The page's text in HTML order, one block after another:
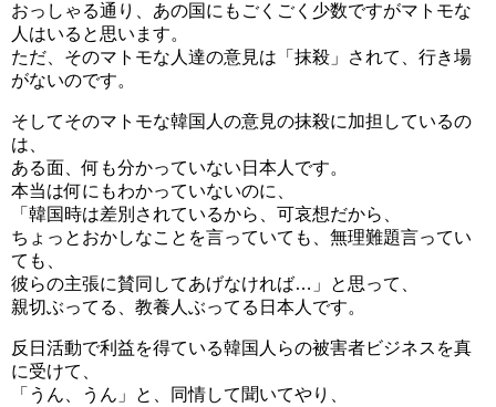
おっしゃる通り、あの国にもごくごく少数ですがマトモな
人はいると思います。
ただ、そのマトモな人達の意見は「抹殺」されて、行き場
がないのです。
そしてそのマトモな韓国人の意見の抹殺に加担しているの
は、
ある面、何も分かっていない日本人です。
本当は何にもわかっていないのに、
「韓国時は差別されているから、可哀想だから、
ちょっとおかしなことを言っていても、無理難題言ってい
ても、
彼らの主張に賛同してあげなければ…」と思って、
親切ぶってる、教養人ぶってる日本人です。
反日活動で利益を得ている韓国人らの被害者ビジネスを真
に受けて、
「うん、うん」と、同情して聞いてやり、